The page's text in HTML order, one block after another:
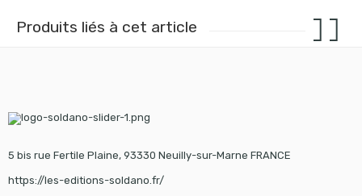
Produits liés à cet article
5 bis rue Fertile Plaine, 93330 Neuilly-sur-Marne FRANCE
https://les-editions-soldano.fr/